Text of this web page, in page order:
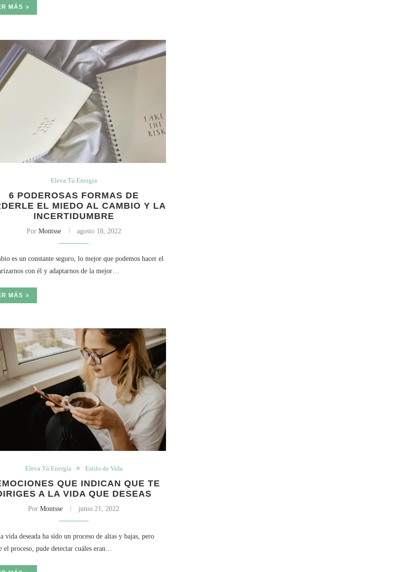
MÁS
Eleva Tú Energía
6 PODEROSAS FORMAS DE
EL MIEDO AL CAMBIO Y LA
INCERTIDUMBRE
Por Montsse agosto 18, 2022
es un constante seguro, lo mejor que podemos hacer el
con él y adaptarnos de la mejor…
MÁS
Eleva Tú Energía Estilo de Vida
QUE INDICAN QUE TE
A LA VIDA QUE DESEAS
PorMontsse junio 21, 2022
vida deseada ha sido un proceso de altas y bajas, pero
el proceso, pude detectar cuáles eran…